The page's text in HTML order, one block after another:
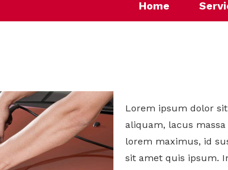
Home
Lorem ipsum dolor
aliquam, lacus
lorem maximus, id
sit amet quis ipsum.